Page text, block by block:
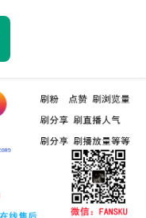
Facebook
TikTok